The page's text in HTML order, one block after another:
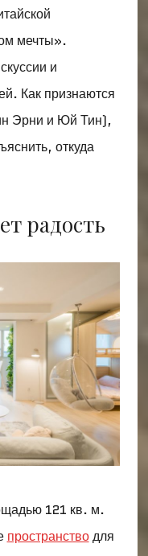
мечты».
и
Как признаются
Эрни и Юй Тин),
откуда
радость
121 кв. м.
пространстводля